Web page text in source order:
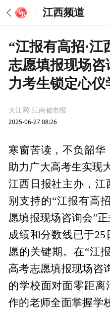
江西频道
“江报有高招·江
志愿填报现场咨
力考生锁定心仪
大江网-江南都市报
2025-06-27 08:26
寒窗苦读，不负韶华
助力广大高考生实现
江西日报社主办，江
别支持的“江报有高
愿填报现场咨询会”
成绩和分数线已于
愿的关键期。在“江
高考志愿填报现场咨
的学校面对面零距离
作的老师全面掌握学